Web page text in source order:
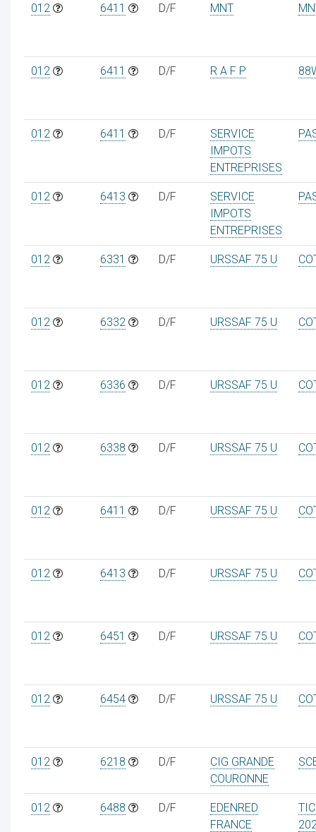
012 6411 D/F MNT
012 6411 D/F R A F P
012 6411 D/F
SERVICE
IMPOTS
ENTREPRISES
012 6413 D/F
SERVICE
IMPOTS
ENTREPRISES
012 6331 D/F URSSAF 75 U
012 6332 D/F URSSAF 75 U
012 6336 D/F URSSAF 75 U
012 6338 D/F URSSAF 75 U
012 6411 D/F URSSAF 75 U
012 6413 D/F URSSAF 75 U
012 6451 D/F URSSAF 75 U
012 6454 D/F URSSAF 75 U
012 6218 D/F
CIG GRANDE
COURONNE
012 6488 D/F
EDENRED
FRANCE